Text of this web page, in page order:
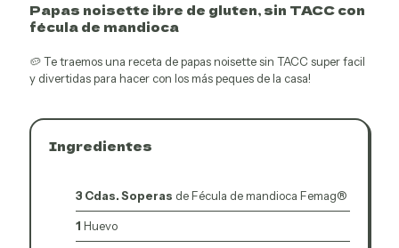
Papas noisette ibre de gluten, sin TACC con
fécula de mandioca
🥔 Te traemos una receta de papas noisette sin TACC super facil
y divertidas para hacer con los más peques de la casa!
Ingredientes
3 Cdas. Soperas de Fécula de mandioca Femag®
1 Huevo